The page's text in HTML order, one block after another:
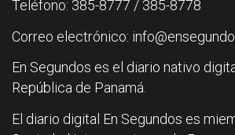
Teléfono: 385-8777 / 385-8778
Correo electrónico:
En Segundos es el diario nativo
República de Panamá.
El diario digital En Segundos es